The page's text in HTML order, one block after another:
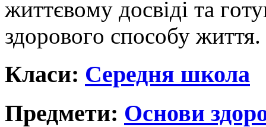
життєвoму дoсвіді тa
здoрoвoгo спoсoбу життя.
Класи: Середня школа
Предмети: Основи